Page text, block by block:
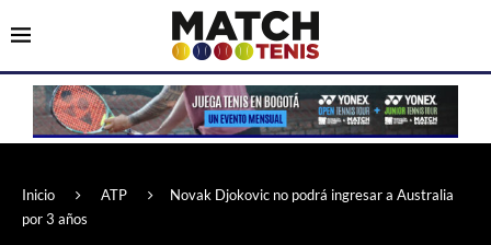
Inicio ATP
Novak Djokovic no podrá ingresar a Australia
por 3 años